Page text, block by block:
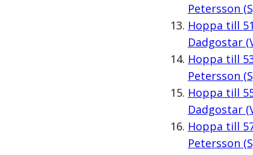
Petersson
Hoppa till
Dadgostar
Hoppa till
Petersson
Hoppa till
Dadgostar
Hoppa till
Petersson